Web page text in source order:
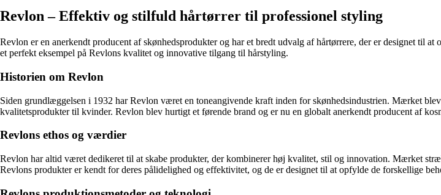
Revlon – Effektiv og stilfuld hårtørrer til professionel styling
Revlon er en anerkendt producent af skønhedsprodukter og har et bredt udvalg af hårtørrere, der er designet til
et perfekt eksempel på Revlons kvalitet og innovative tilgang til hårstyling.
Historien om Revlon
Siden grundlæggelsen i 1932 har Revlon været en toneangivende kraft inden for skønhedsindustrien. Mærket
kvalitetsprodukter til kvinder. Revlon blev hurtigt et førende brand og er nu en globalt anerkendt producent af
Revlons ethos og værdier
Revlon har altid været dedikeret til at skabe produkter, der kombinerer høj kvalitet, stil og innovation. Mærket
Revlons produkter er kendt for deres pålidelighed og effektivitet, og de er designet til at opfylde de forskellige